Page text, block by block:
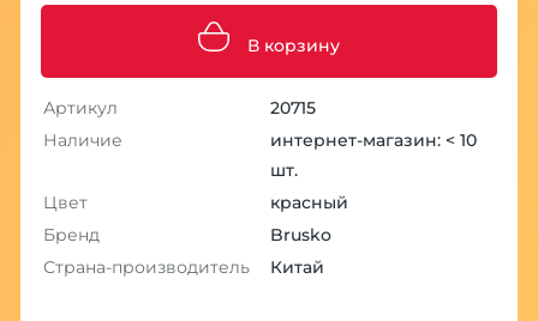
В корзину
Артикул
20715
Наличие
интернет-магазин: < 10
шт.
Цвет
красный
Бренд
Brusko
Страна-производитель
Китай